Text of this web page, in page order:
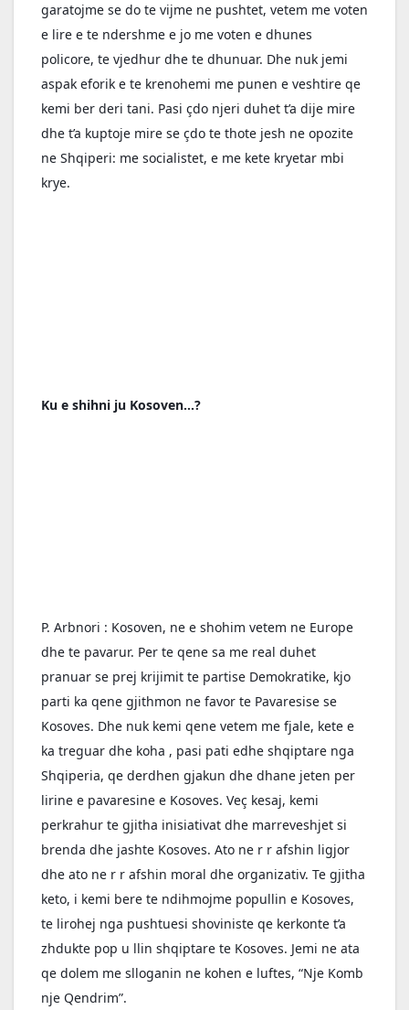
garatojme se do te vijme ne pushtet, vetem me voten
e lire e te ndershme e jo me voten e dhunes
policore, te vjedhur dhe te dhunuar. Dhe nuk jemi
aspak eforik e te krenohemi me punen e veshtire qe
kemi ber deri tani. Pasi çdo njeri duhet t’a dije mire
dhe t’a kuptoje mire se çdo te thote jesh ne opozite
ne Shqiperi: me socialistet, e me kete kryetar mbi
krye.
Ku e shihni ju Kosoven…?
P. Arbnori : Kosoven, ne e shohim vetem ne Europe
dhe te pavarur. Per te qene sa me real duhet
pranuar se prej krijimit te partise Demokratike, kjo
parti ka qene gjithmon ne favor te Pavaresise se
Kosoves. Dhe nuk kemi qene vetem me fjale, kete e
ka treguar dhe koha , pasi pati edhe shqiptare nga
Shqiperia, qe derdhen gjakun dhe dhane jeten per
lirine e pavaresine e Kosoves. Veç kesaj, kemi
perkrahur te gjitha inisiativat dhe marreveshjet si
brenda dhe jashte Kosoves. Ato ne r r afshin ligjor
dhe ato ne r r afshin moral dhe organizativ. Te gjitha
keto, i kemi bere te ndihmojme popullin e Kosoves,
te lirohej nga pushtuesi shoviniste qe kerkonte t’a
zhdukte pop u llin shqiptare te Kosoves. Jemi ne ata
qe dolem me slloganin ne kohen e luftes, “Nje Komb
nje Qendrim”.